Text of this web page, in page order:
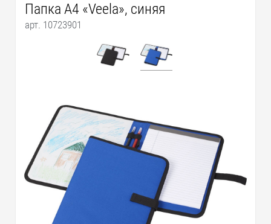
Папка A4 «Veela», синяя
арт. 10723901